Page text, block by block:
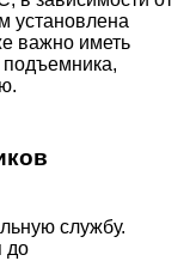
установлена
важно иметь
подъемника,
службу.
до